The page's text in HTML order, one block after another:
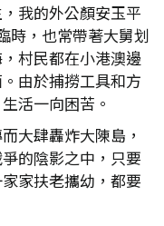
我的外公顏安玉平
時，也常帶著大舅划
村民都在小港澳邊
由於捕撈工具和方
活一向困苦。
大肆轟炸大陳島，
的陰影之中，只要
家扶老攜幼，都要